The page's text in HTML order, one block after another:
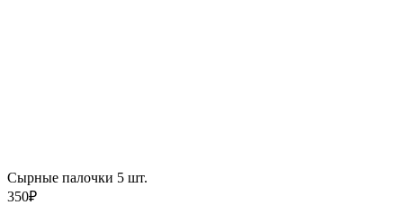
Сырные палочки 5 шт.
350₽